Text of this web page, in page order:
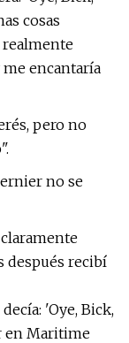
cosas
realmente
encantaría
pero no
no se
después recibí
'Oye, Bick,
en Maritime